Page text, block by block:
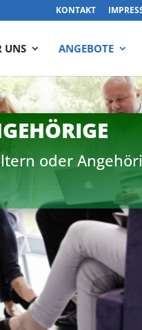
KONTAKT
UNS ANGEBOTE
oder